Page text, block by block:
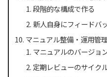
段階的な構成で作る
新人自身にフィードバ
マニュアル整備・運用管
マニュアルのバージョ
定期レビューのサイク